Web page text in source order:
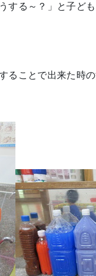
する～？」と子ど
ることで出来た時